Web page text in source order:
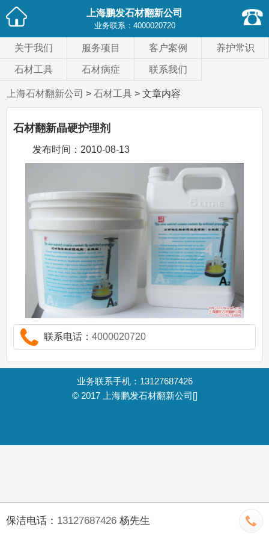
上海鹏发石材翻新公司
业务联系： 4000020720
关于我们 服务项目 客户案例 养护常识
石材工具 石材病症 联系我们
上海石材翻新公司 >石材工具 > 文章内容
石材翻新晶硬护理剂
发布时间： 2010-08-13
联系电话：4000020720
业务联系手机：13127687426
© 2017 上海鹏发石材翻新公司[]
保洁电话： 13127687426 杨先生